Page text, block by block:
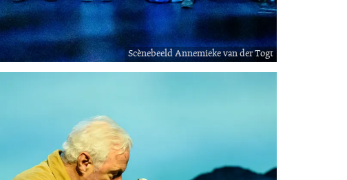
Scènebeeld Annemieke van der Togt